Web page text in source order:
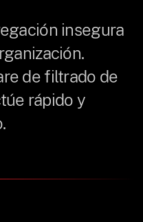
insegura
de filtrado de
rápido y